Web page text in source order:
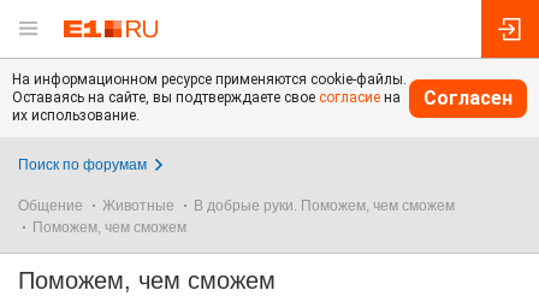
На информационном ресурсе применяются cookie-файлы.
Оставаясь на сайте, вы подтверждаете свое согласие на
их использование.
Согласен
Поиск по форумам
Общение Животные
В добрые руки. Поможем, чем сможем
Поможем, чем сможем
Поможем, чем сможем